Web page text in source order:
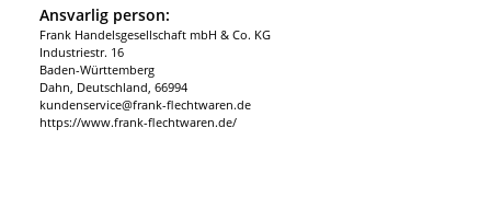
Ansvarlig person:
Frank Handelsgesellschaft mbH & Co. KG
Industriestr. 16
Baden-Württemberg
Dahn, Deutschland, 66994
kundenservice@frank-flechtwaren.de
https://www.frank-flechtwaren.de/